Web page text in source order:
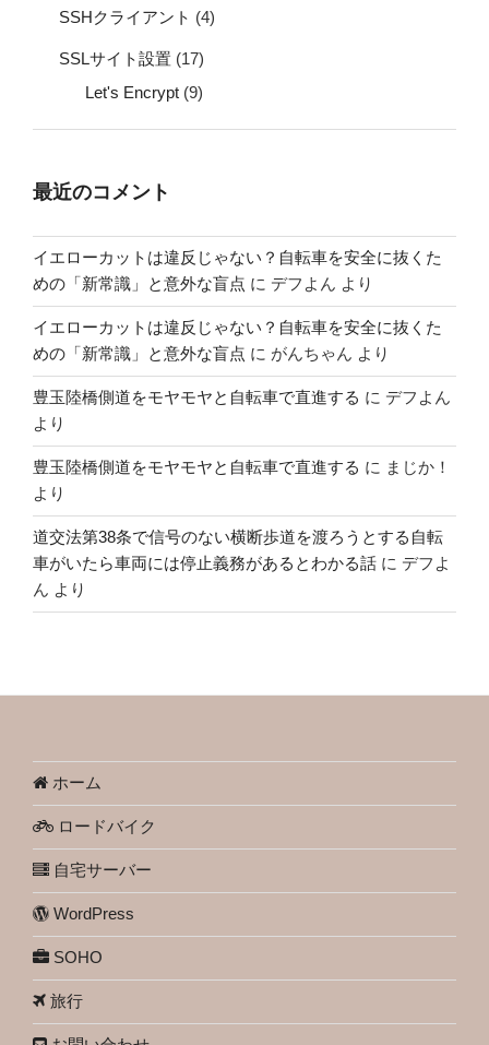
SSHクライアント (4)
SSLサイト設置 (17)
Let's Encrypt (9)
最近のコメント
イエローカットは違反じゃない？自転車を安全に抜くた
めの「新常識」と意外な盲点 に デフよん より
イエローカットは違反じゃない？自転車を安全に抜くた
めの「新常識」と意外な盲点 に がんちゃん より
豊玉陸橋側道をモヤモヤと自転車で直進する に デフよん
より
豊玉陸橋側道をモヤモヤと自転車で直進する に まじか！
より
道交法第38条で信号のない横断歩道を渡ろうとする自転
車がいたら車両には停止義務があるとわかる話 に デフよ
ん より
ホーム
ロードバイク
自宅サーバー
WordPress
SOHO
旅行